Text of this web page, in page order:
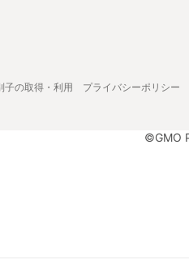
子の取得・利用 プライバシーポリシー
©GMO